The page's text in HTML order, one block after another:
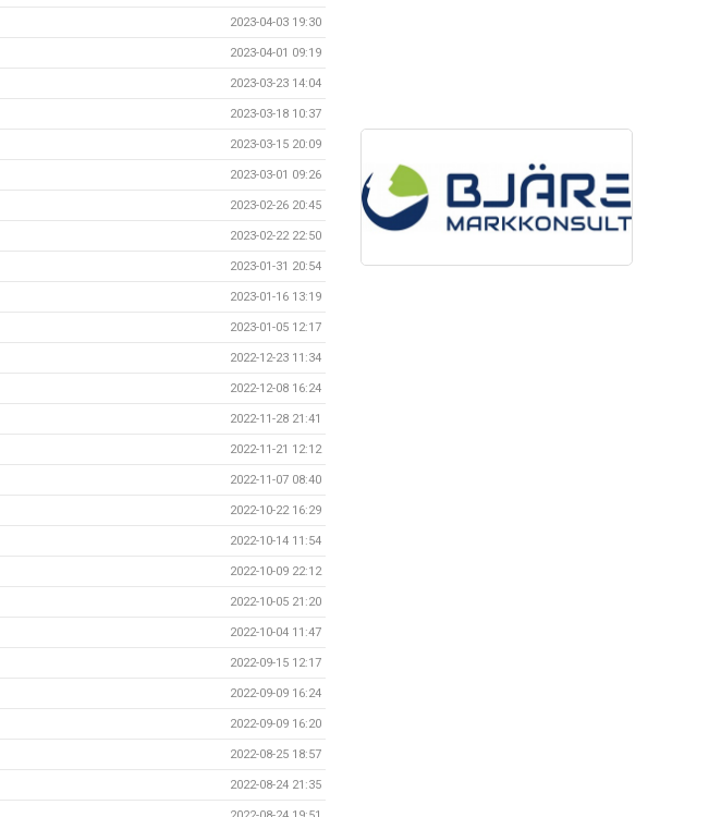
2023-04-03 19:30
2023-04-01 09:19
2023-03-23 14:04
2023-03-18 10:37
2023-03-15 20:09
2023-03-01 09:26
2023-02-26 20:45
2023-02-22 22:50
2023-01-31 20:54
2023-01-16 13:19
2023-01-05 12:17
2022-12-23 11:34
2022-12-08 16:24
2022-11-28 21:41
2022-11-21 12:12
2022-11-07 08:40
2022-10-22 16:29
2022-10-14 11:54
2022-10-09 22:12
2022-10-05 21:20
2022-10-04 11:47
2022-09-15 12:17
2022-09-09 16:24
2022-09-09 16:20
2022-08-25 18:57
2022-08-24 21:35